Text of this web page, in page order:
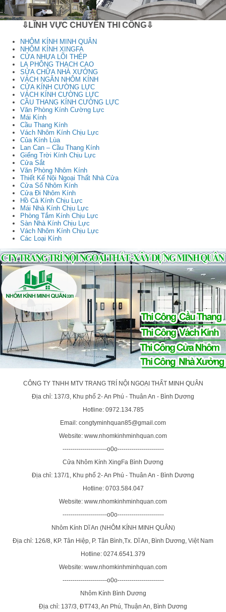
⇩LĨNH VỰC CHUYÊN THI CÔNG⇩
NHÔM KÍNH MINH QUÂN
NHÔM KÍNH XINGFA
CỬA NHỰA LÕI THÉP
LA PHÔNG THẠCH CAO
SỬA CHỮA NHÀ XƯỞNG
VÁCH NGĂN NHÔM KÍNH
CỬA KÍNH CƯỜNG LỰC
VÁCH KÍNH CƯỜNG LỰC
CẦU THANG KÍNH CƯỜNG LỰC
Văn Phòng Kính Cường Lực
Mái Kính
Cầu Thang Kính
Vách Nhôm Kính Chịu Lực
Của Kính Lùa
Lan Can – Cầu Thang Kính
Giếng Trời Kính Chịu Lực
Cửa Sắt
Văn Phòng Nhôm Kính
Thiết Kế Nội Ngoại Thất Nhà Cửa
Cửa Sổ Nhôm Kính
Cửa Đi Nhôm Kính
Hồ Cá Kính Chịu Lực
Mái Nhà Kính Chịu Lực
Phòng Tắm Kính Chịu Lực
Sàn Nhà Kính Chịu Lực
Vách Nhôm Kính Chịu Lực
Các Loại Kính
CÔNG TY TNHH MTV TRANG TRÍ NỘI NGOẠI THẤT MINH QUÂN
Địa chỉ: 137/3, Khu phố 2- An Phú - Thuân An - Bình Dương
Hotline: 0972.134.785
Email: congtyminhquan85@gmail.com
Website: www.nhomkinhminhquan.com
----------------------o0o-----------------------
Cửa Nhôm Kính XingFa Bình Dương
Địa chỉ: 137/1, Khu phố 2- An Phú - Thuân An - Bình Dương
Hotline: 0703.584.047
Website: www.nhomkinhminhquan.com
----------------------o0o-----------------------
Nhôm Kính Dĩ An (NHÔM KÍNH MINH QUÂN)
Địa chỉ: 126/8, KP. Tân Hiệp, P. Tân Bình,Tx. Dĩ An, Bình Dương, Việt Nam
Hotline: 0274.6541.379
Website: www.nhomkinhminhquan.com
----------------------o0o-----------------------
Nhôm Kính Bình Dương
Địa chỉ: 137/3, ĐT743, An Phú, Thuận An, Bình Dương